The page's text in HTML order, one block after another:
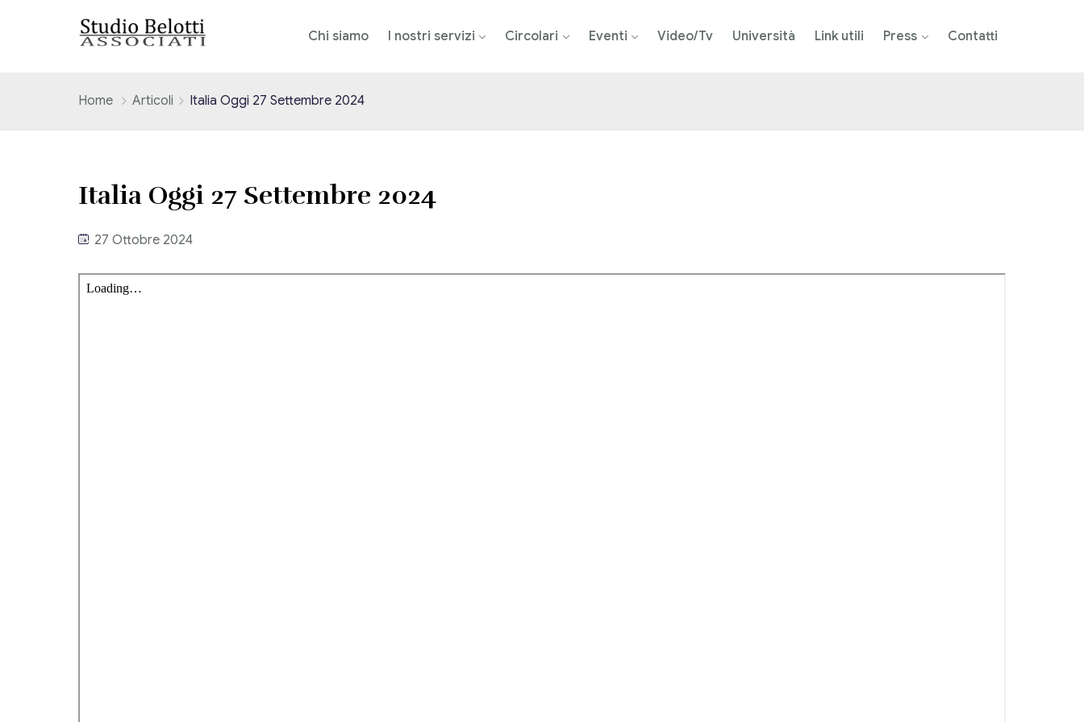
Chi siamo I nostri servizi Circolari Eventi Video/Tv Università Link utili Press Contatti
Home Articoli Italia Oggi 27 Settembre 2024
Italia Oggi 27 Settembre 2024
27 Ottobre 2024